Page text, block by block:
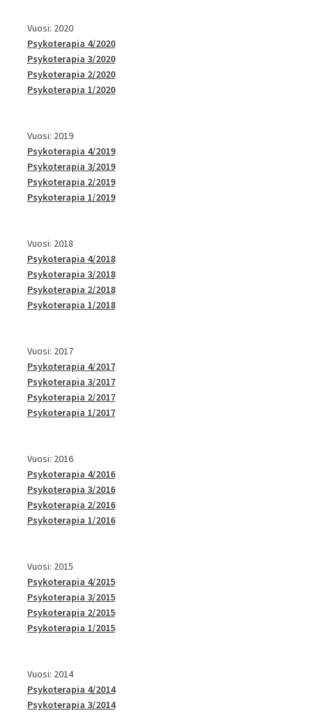
Vuosi: 2020
Psykoterapia 4/2020
Psykoterapia 3/2020
Psykoterapia 2/2020
Psykoterapia 1/2020
Vuosi: 2019
Psykoterapia 4/2019
Psykoterapia 3/2019
Psykoterapia 2/2019
Psykoterapia 1/2019
Vuosi: 2018
Psykoterapia 4/2018
Psykoterapia 3/2018
Psykoterapia 2/2018
Psykoterapia 1/2018
Vuosi: 2017
Psykoterapia 4/2017
Psykoterapia 3/2017
Psykoterapia 2/2017
Psykoterapia 1/2017
Vuosi: 2016
Psykoterapia 4/2016
Psykoterapia 3/2016
Psykoterapia 2/2016
Psykoterapia 1/2016
Vuosi: 2015
Psykoterapia 4/2015
Psykoterapia 3/2015
Psykoterapia 2/2015
Psykoterapia 1/2015
Vuosi: 2014
Psykoterapia 4/2014
Psykoterapia 3/2014